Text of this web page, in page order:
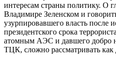
интересам страны политику. О
Владимире Зеленском и
узурпировавшего власть после
президентского срока
атомным АЭС и давшего добро
ТЦК, сложно рассматривать как